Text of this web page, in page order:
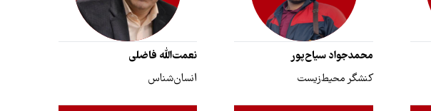
محمدجواد سیاح‌پور
کنشگر محیط‌زیست
نعمت‌الله فاضلی
انسان‌شناس